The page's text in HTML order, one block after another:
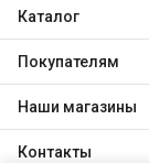
Каталог
Стиральные и
Варочные панели
Покупателям
Технологии Beko
Оплата
Наши магазины
Indesit
Контакты